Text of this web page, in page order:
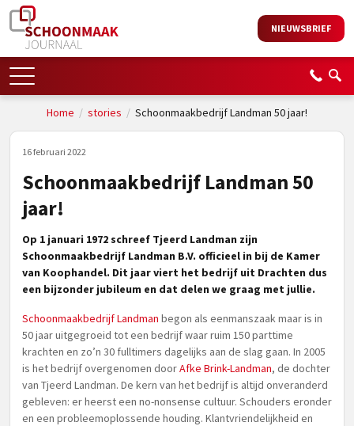
NIEUWSBRIEF
Home / stories / Schoonmaakbedrijf Landman 50 jaar!
16 februari 2022
Schoonmaakbedrijf Landman 50
jaar!
Op 1 januari 1972 schreef Tjeerd Landman zijn
Schoonmaakbedrijf Landman B.V. officieel in bij de Kamer
van Koophandel. Dit jaar viert het bedrijf uit Drachten dus
een bijzonder jubileum en dat delen we graag met jullie.
Schoonmaakbedrijf Landman begon als eenmanszaak maar is in
50 jaar uitgegroeid tot een bedrijf waar ruim 150 parttime
krachten en zo’n 30 fulltimers dagelijks aan de slag gaan. In 2005
is het bedrijf overgenomen doorAfke Brink-Landman, de dochter
van Tjeerd Landman. De kern van het bedrijf is altijd onveranderd
gebleven: er heerst een no-nonsense cultuur. Schouders eronder
en een probleemoplossende houding. Klantvriendelijkheid en